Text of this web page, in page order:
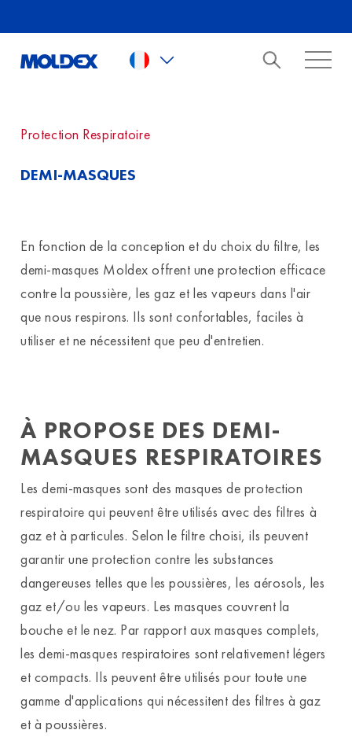
Protection Respiratoire
DEMI-MASQUES
En fonction de la conception et du choix du filtre, les
demi-masques Moldex offrent une protection efficace
contre la poussière, les gaz et les vapeurs dans l'air
que nous respirons. Ils sont confortables, faciles à
utiliser et ne nécessitent que peu d'entretien.
À PROPOSE DES DEMI-
MASQUES RESPIRATOIRES
Les demi-masques sont des masques de protection
respiratoire qui peuvent être utilisés avec des filtres à
gaz et à particules. Selon le filtre choisi, ils peuvent
garantir une protection contre les substances
dangereuses telles que les poussières, les aérosols, les
gaz et/ou les vapeurs. Les masques couvrent la
bouche et le nez. Par rapport aux masques complets,
les demi-masques respiratoires sont relativement légers
et compacts. Ils peuvent être utilisés pour toute une
gamme d'applications qui nécessitent des filtres à gaz
et à poussières.